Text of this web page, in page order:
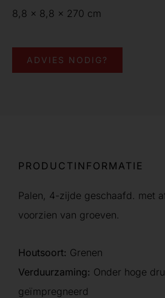
8,8 x 8,8 x 270 cm
ADVIES NODIG?
PRODUCTINFORMATIE
Palen, 4-zijde geschaafd. met
voorzien van groeven.
Houtsoort: Grenen
Verduurzaming: Onder hoge
geïmpregneerd